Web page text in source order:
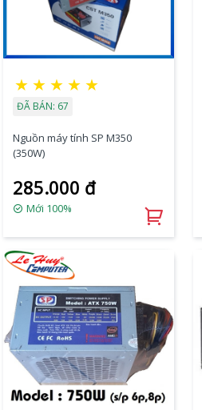
★ ★ ★ ★ ★
ĐÃ BÁN: 67
Nguồn máy tính SP M350
(350W)
285.000 đ
Mới 100%